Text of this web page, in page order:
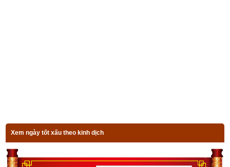
Thất vật cấp khứ tầm, hành nhân hữu kinh hoàng
Lục xúc đa tác quái, bệnh giả xuất tây phương
Xem ngày tốt xấu theo kinh dịch